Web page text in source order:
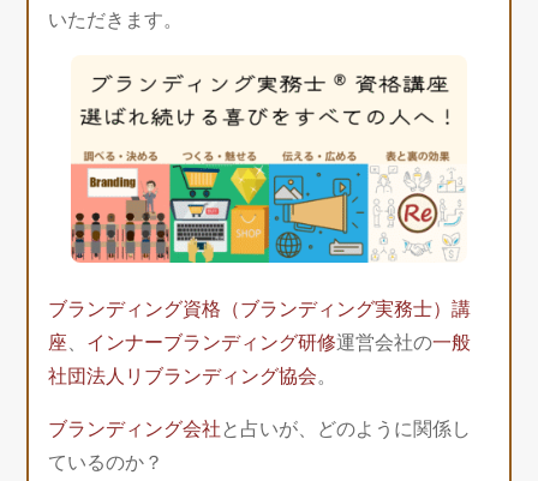
いただきます。
ブランディング資格（ブランディング実務士）講
座、 インナーブランディング研修運営会社の一般
社団法人リブランディング協会。
ブランディング会社 と占いが、どのように関係し
ているのか？